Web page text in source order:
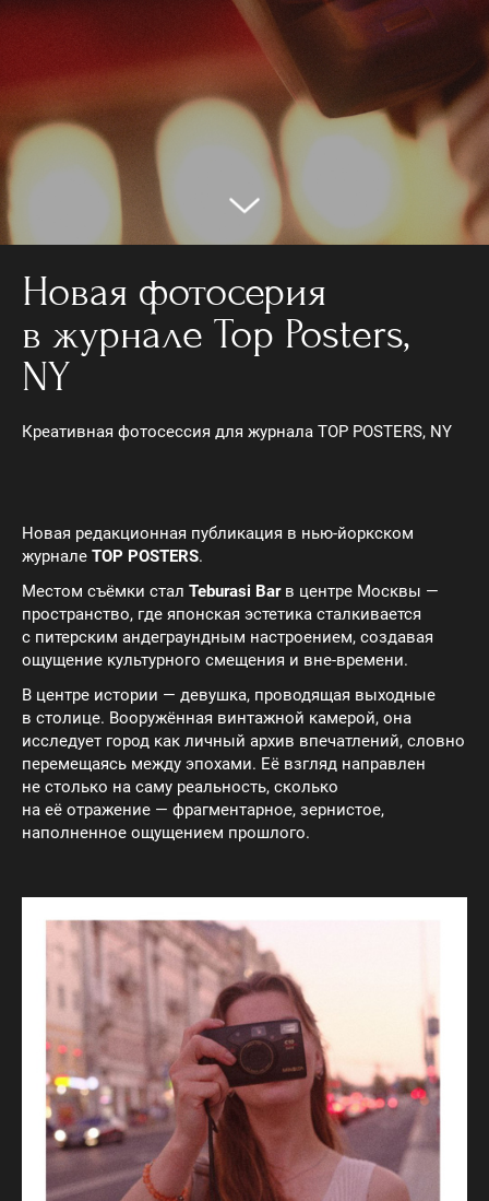
Новая фотосерия
в журнале Top Posters,
NY
Креативная фотосессия для журнала TOP POSTERS, NY
Новая редакционная публикация в нью-йоркском
журнале TOP POSTERS.
Местом съёмки стал Teburasi Barв центре Москвы —
пространство, где японская эстетика сталкивается
с питерским андеграундным настроением, создавая
ощущение культурного смещения и вне-времени.
В центре истории — девушка, проводящая выходные
в столице. Вооружённая винтажной камерой, она
исследует город как личный архив впечатлений, словно
перемещаясь между эпохами. Её взгляд направлен
не столько на саму реальность, сколько
на её отражение — фрагментарное, зернистое,
наполненное ощущением прошлого.